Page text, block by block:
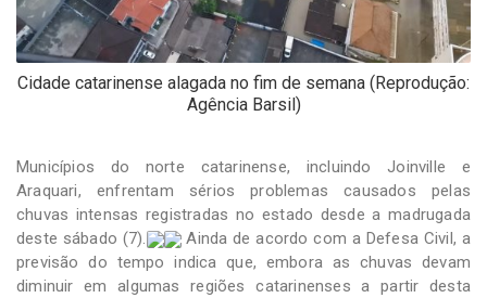
Cidade catarinense alagada no fim de semana (Reprodução:
Agência Barsil)
Municípios do norte catarinense, incluindo Joinville e
Araquari, enfrentam sérios problemas causados pelas
chuvas intensas registradas no estado desde a madrugada
deste sábado (7).
Ainda de acordo com a Defesa Civil, a
previsão do tempo indica que, embora as chuvas devam
diminuir em algumas regiões catarinenses a partir desta